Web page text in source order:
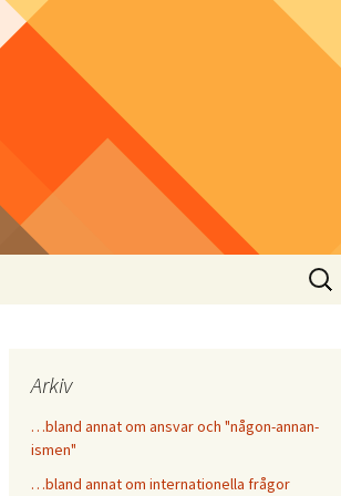
Sök
efter:
Arkiv
…bland annat om ansvar och "någon-annan-
ismen"
…bland annat om internationella frågor